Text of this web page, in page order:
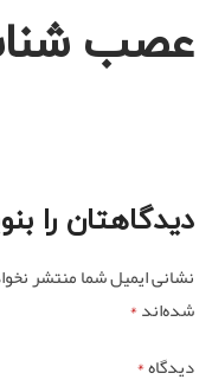
عصب
دیدگاهتان را
نشانی ایمیل شما منتشر
شده‌اند*
دیدگاه*